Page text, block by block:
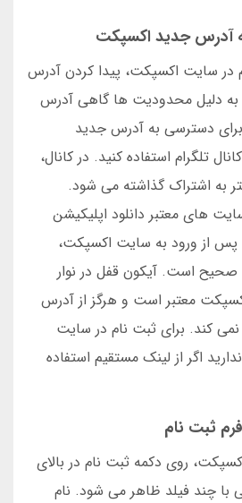
آدرس جدید اکسپکت
در سایت اکسپکت، پیدا کردن آدرس
دلیل محدودیت ها گاهی آدرس
دسترسی به آدرس جدید
تلگرام استفاده کنید. در کانال،
به اشتراک گذاشته می شود.
های معتبر دانلود اپلیکیشن
پس از ورود به سایت اکسپکت،
است. آیکون قفل در نوار
معتبر است و هرگز از آدرس
کند. برای ثبت نام در سایت
اکسپکت، نیاز به VPN ندارید اگر از لینک مستقیم استفاده
ثبت نام
روی دکمه ثبت نام در بالای
چند فیلد ظاهر می شود. نام